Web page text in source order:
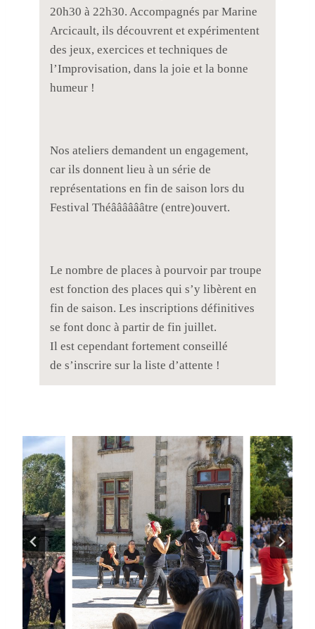
20h30 à 22h30. Accompagnés par Marine
Arcicault, ils découvrent et expérimentent
des jeux, exercices et techniques de
l’Improvisation, dans la joie et la bonne
humeur !
Nos ateliers demandent un engagement,
car ils donnent lieu à un série de
représentations en fin de saison lors du
Festival Théââââââtre (entre)ouvert.
Le nombre de places à pourvoir par troupe
est fonction des places qui s’y libèrent en
fin de saison. Les inscriptions définitives
se font donc à partir de fin juillet.
Il est cependant fortement conseillé
de s’inscrire sur la liste d’attente !